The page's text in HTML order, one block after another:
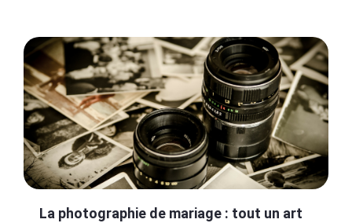
La photographie de mariage : tout un art